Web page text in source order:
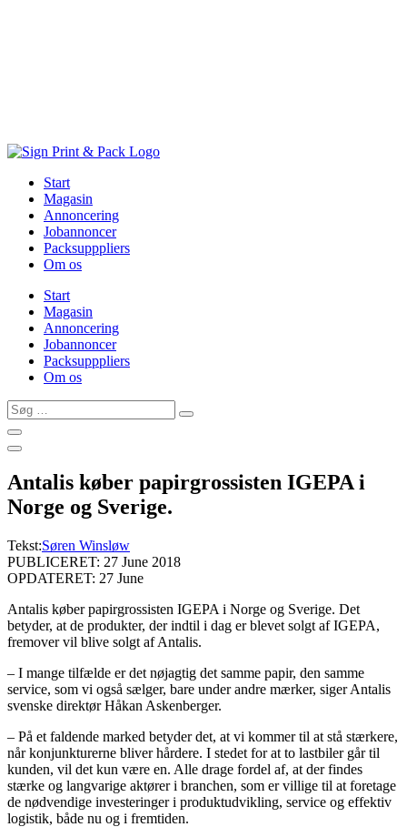
Start
Magasin
Annoncering
Jobannoncer
Packsupppliers
Om os
Start
Magasin
Annoncering
Jobannoncer
Packsupppliers
Om os
Søg
…
Antalis køber papirgrossisten IGEPA i
Norge og Sverige.
Tekst:Søren Winsløw
PUBLICERET: 27 June 2018
OPDATERET: 27 June
Antalis køber papirgrossisten IGEPA i Norge og Sverige. Det
betyder, at de produkter, der indtil i dag er blevet solgt af IGEPA,
fremover vil blive solgt af Antalis.
– I mange tilfælde er det nøjagtig det samme papir, den samme
service, som vi også sælger, bare under andre mærker, siger Antalis
svenske direktør Håkan Askenberger.
– På et faldende marked betyder det, at vi kommer til at stå stærkere,
når konjunkturerne bliver hårdere. I stedet for at to lastbiler går til
kunden, vil det kun være en. Alle drage fordel af, at der findes
stærke og langvarige aktører i branchen, som er villige til at foretage
de nødvendige investeringer i produktudvikling, service og effektiv
logistik, både nu og i fremtiden.